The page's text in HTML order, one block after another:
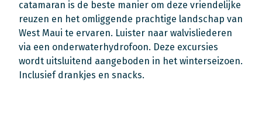
catamaran is de beste manier om deze vriendelijke
reuzen en het omliggende prachtige landschap van
West Maui te ervaren. Luister naar walvisliederen
via een onderwaterhydrofoon. Deze excursies
wordt uitsluitend aangeboden in het winterseizoen.
Inclusief drankjes en snacks.